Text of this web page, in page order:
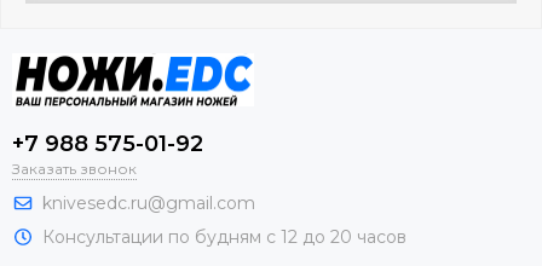
+7 988 575-01-92
Заказать звонок
knivesedc.ru@gmail.com
Консультации по будням с 12 до 20 часов